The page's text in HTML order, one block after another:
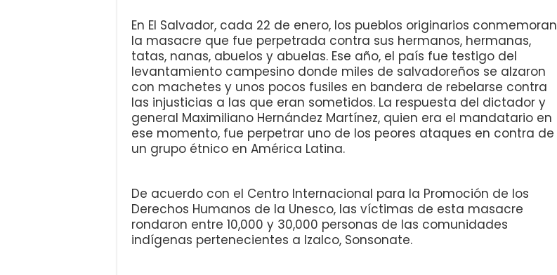
En El Salvador, cada 22 de enero, los pueblos originarios conmemoran
la masacre que fue perpetrada contra sus hermanos, hermanas,
tatas, nanas, abuelos y abuelas. Ese año, el país fue testigo del
levantamiento campesino donde miles de salvadoreños se alzaron
con machetes y unos pocos fusiles en bandera de rebelarse contra
las injusticias a las que eran sometidos. La respuesta del dictador y
general Maximiliano Hernández Martínez, quien era el mandatario en
ese momento, fue perpetrar uno de los peores ataques en contra de
un grupo étnico en América Latina.
De acuerdo con el Centro Internacional para la Promoción de los
Derechos Humanos de la Unesco, las víctimas de esta masacre
rondaron entre 10,000 y 30,000 personas de las comunidades
indígenas pertenecientes a Izalco, Sonsonate.